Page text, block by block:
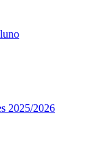
2025/2026